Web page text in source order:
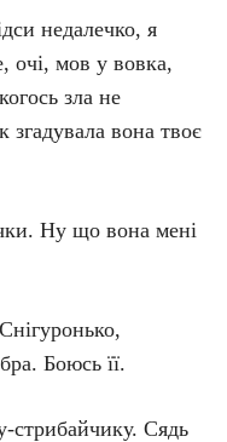
недалечко, я
очі, мов у вовка,
зла не
згадувала вона твоє
Ну що вона мені
Боюсь її.
стрибайчику. Сядь